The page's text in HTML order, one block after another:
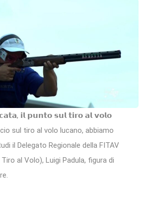
𝗶𝗹 𝗽𝘂𝗻𝘁𝗼 𝘀𝘂𝗹 𝘁𝗶𝗿𝗼 𝗮𝗹 𝘃𝗼𝗹𝗼
sul tiro al volo lucano, abbiamo
il Delegato Regionale della FITAV
al Volo), Luigi Padula, figura di